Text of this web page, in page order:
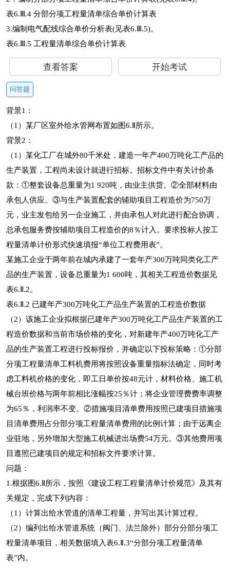
表6.Ⅲ.4 分部分项工程量清单综合单价计算表
3.编制电气配线综合单价分析表(见表6.Ⅲ.5)。
表6.Ⅲ.5 工程量清单综合单价计算表
查看答案 开始考试
问答题
背景1：
（1）某厂区室外给水管网布置如图6.Ⅱ所示。
背景2：
（1）某化工厂在城外80千米处，建造一年产400万吨化工产品的
生产装置，工程尚未设计就进行招标。招标文件中有关计价条
款：①整套设备总重量为1 920吨，由业主供货。②全部材料由
承包人供应。③与生产装置配套的辅助项目工程造价为750万
元，业主发包给另一企业施工，并由承包人对此进行配合协调，
总承包服务费按辅助项目工程造价的8％计入。要求投标人按工
程量清单计价形式快速填报“单位工程费用表”。
某施工企业于两年前在城内承建了一套年产300万吨同类化工产
品的生产装置，设备总重量为1 600吨，其相关工程造价数据见
表6.Ⅱ.2。
表6.Ⅱ.2 已建年产300万吨化工产品生产装置的工程造价数据
（2）该施工企业拟根据已建年产300万吨化工产品生产装置的工
程造价数据和当前市场价格的变化，对新建年产400万吨化工产
品的生产装置工程进行投标报价，并确定以下投标策略：①分部
分项工程量清单工料机费用将按照设备重量指标法确定，同时考
虑工料机价格的变化，即工日单价按48元计，材料价格、施工机
械台班价格与两年前相比涨幅按25％计；将企业管理费费率调整
为65％，利润率不变。②措施项目清单费用按照已建项目措施项
目清单费用占分部分项工程量清单费用的比例计算；由于远离企
业驻地，另外增加大型施工机械进出场费54万元。③其他费用项
目遵照已建项目的规定和招标文件要求计算。
问题：
1.根据图6.Ⅱ所示，按照《建设工程工程量清单计价规范》及其有
关规定，完成下列内容：
（1）计算出给水管道的清单工程量，并写出其计算过程。
（2）编列出给水管道系统（阀门、法兰除外）部分分部分项工
程量清单项目，相关数据填入表6.Ⅱ.3“分部分项工程量清单
表”内。